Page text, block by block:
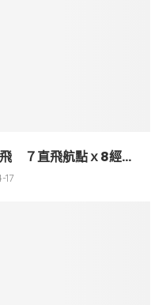
７直飛航點ｘ8經...
17